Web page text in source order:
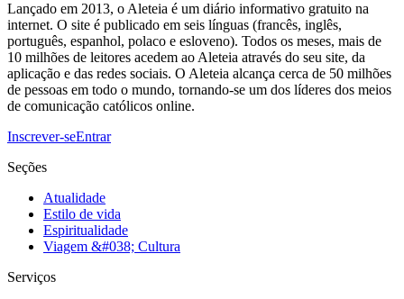
Lançado em 2013, o Aleteia é um diário informativo gratuito na
internet. O site é publicado em seis línguas (francês, inglês,
português, espanhol, polaco e esloveno). Todos os meses, mais de
10 milhões de leitores acedem ao Aleteia através do seu site, da
aplicação e das redes sociais. O Aleteia alcança cerca de 50 milhões
de pessoas em todo o mundo, tornando-se um dos líderes dos meios
de comunicação católicos online.
Inscrever-seEntrar
Seções
Atualidade
Estilo de vida
Espiritualidade
Viagem &#038; Cultura
Serviços